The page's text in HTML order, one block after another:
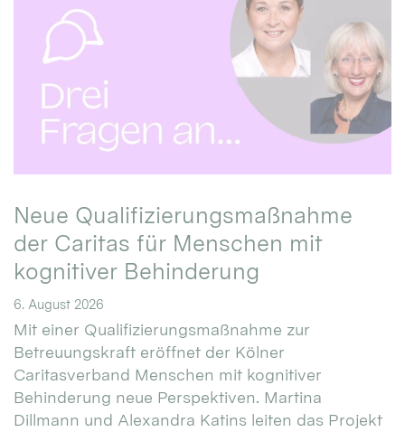
Neue Qualifizierungsmaßnahme
der Caritas für Menschen mit
kognitiver Behinderung
6. August 2026
Mit einer Qualifizierungsmaßnahme zur
Betreuungskraft eröffnet der Kölner
Caritasverband Menschen mit kognitiver
Behinderung neue Perspektiven. Martina
Dillmann und Alexandra Katins leiten das Projekt